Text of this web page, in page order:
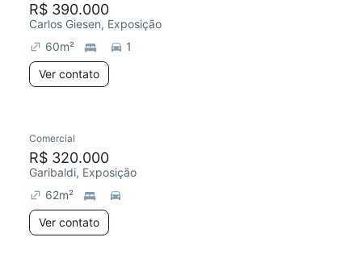
R$ 390.000
Carlos Giesen, Exposição
60m²
1
Ver contato
Comercial
R$ 320.000
Garibaldi, Exposição
62m²
Ver contato